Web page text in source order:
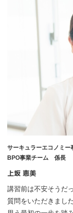
サーキュラーエコノミー
BPO事業チーム 係長
上坂 恵美
講習前は不安そうだ
質問をいただきまし